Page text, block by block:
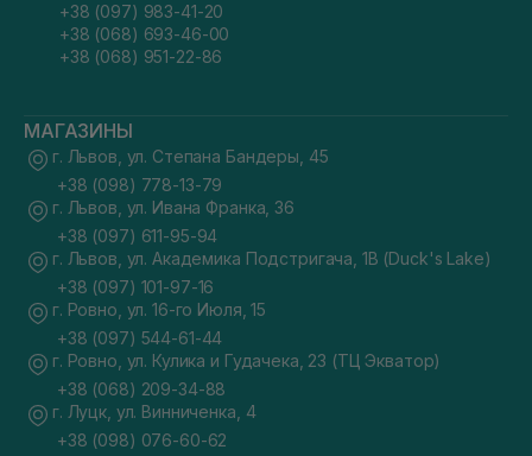
+38 (097) 983-41-20
+38 (068) 693-46-00
+38 (068) 951-22-86
МАГАЗИНЫ
г. Львов, ул. Степана Бандеры, 45
+38 (098) 778-13-79
г. Львов, ул. Ивана Франка, 36
+38 (097) 611-95-94
г. Львов, ул. Академика Подстригача, 1В (Duck's Lake)
+38 (097) 101-97-16
г. Ровно, ул. 16-го Июля, 15
+38 (097) 544-61-44
г. Ровно, ул. Кулика и Гудачека, 23 (ТЦ Экватор)
+38 (068) 209-34-88
г. Луцк, ул. Винниченка, 4
+38 (098) 076-60-62